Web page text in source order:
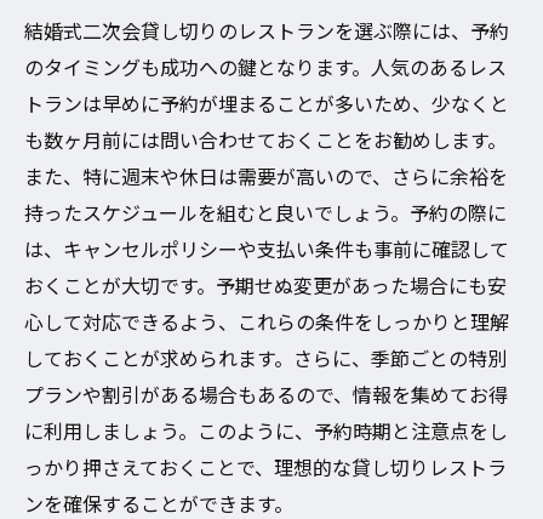
結婚式二次会貸し切りのレストランを選ぶ際には、予約
のタイミングも成功への鍵となります。人気のあるレス
トランは早めに予約が埋まることが多いため、少なくと
も数ヶ月前には問い合わせておくことをお勧めします。
また、特に週末や休日は需要が高いので、さらに余裕を
持ったスケジュールを組むと良いでしょう。予約の際に
は、キャンセルポリシーや支払い条件も事前に確認して
おくことが大切です。予期せぬ変更があった場合にも安
心して対応できるよう、これらの条件をしっかりと理解
しておくことが求められます。さらに、季節ごとの特別
プランや割引がある場合もあるので、情報を集めてお得
に利用しましょう。このように、予約時期と注意点をし
っかり押さえておくことで、理想的な貸し切りレストラ
ンを確保することができます。